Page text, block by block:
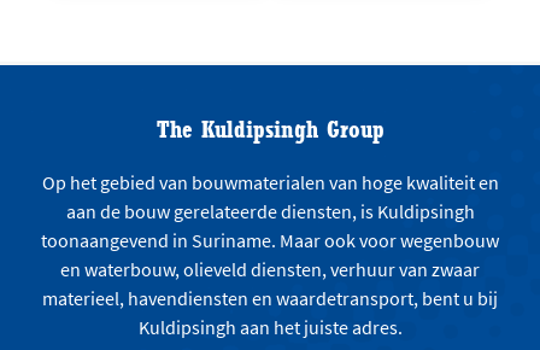
The Kuldipsingh Group
Op het gebied van bouwmaterialen van hoge kwaliteit en
aan de bouw gerelateerde diensten, is Kuldipsingh
toonaangevend in Suriname. Maar ook voor wegenbouw
en waterbouw, olieveld diensten, verhuur van zwaar
materieel, havendiensten en waardetransport, bent u bij
Kuldipsingh aan het juiste adres.